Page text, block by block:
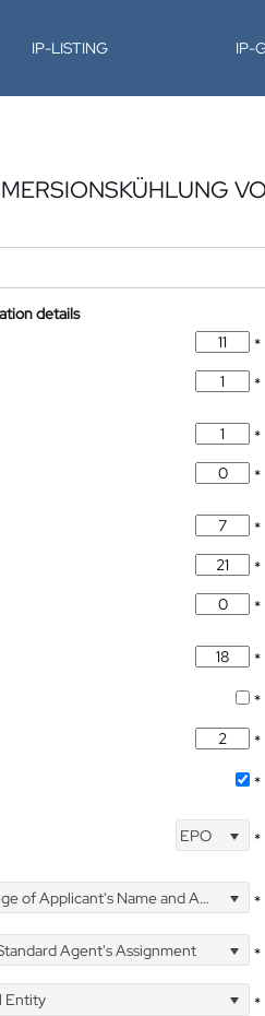
IP-LISTING IP-
details
*
*
*
*
*
*
*
*
*
*
*
EPO *
of Applicant's Name and Address *
Agent's Assignment
*
Entity
*